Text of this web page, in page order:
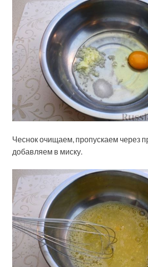
Чеснок очищаем, пропускаем через
добавляем в миску.